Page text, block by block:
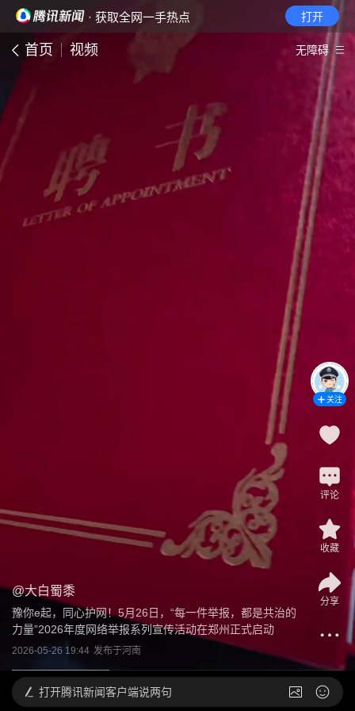
· 获取全网一手热点 打开
首页 视频 无障碍
@大白蜀黍
豫你e起，同心护网！5月26日，“每一件举报，都是共治的
力量”2026年度网络举报系列宣传活动在郑州正式启动
2026-05-26 19:44 发布于河南
关注
评论
收藏
分享
打开腾讯新闻客户端说两句